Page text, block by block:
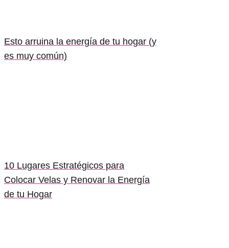
Esto arruina la energía de tu hogar (y
es muy común)
10 Lugares Estratégicos para
Colocar Velas y Renovar la Energía
de tu Hogar